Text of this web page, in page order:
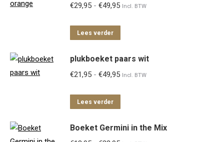
€29,95 - €49,95Prijsklasse:
Incl. BTW
Lees verder
plukboeket paars wit
€21,95 - €49,95Prijsklasse:
Incl. BTW
Lees verder
Boeket Germini in the Mix